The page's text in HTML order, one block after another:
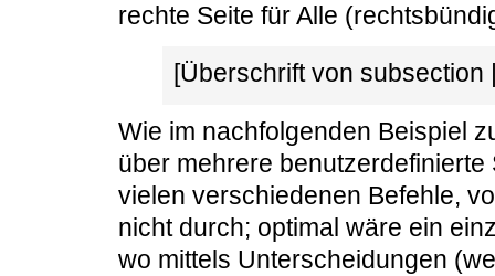
rechte Seite für Alle
[Überschrift von subsection
Wie im nachfolgenden Beispiel
über mehrere
vielen verschiedenen Befehle,
nicht durch; optimal wäre ein
wo mittels Unterscheidungen